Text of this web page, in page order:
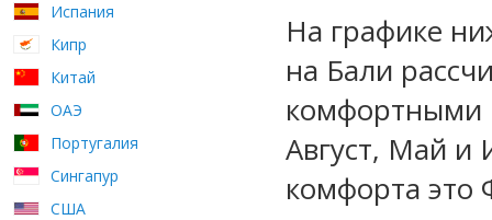
Испания
Кипр
Китай
ОАЭ
Португалия
Сингапур
США
На графике
на Бали
комфортными
Август, Май
комфорта это